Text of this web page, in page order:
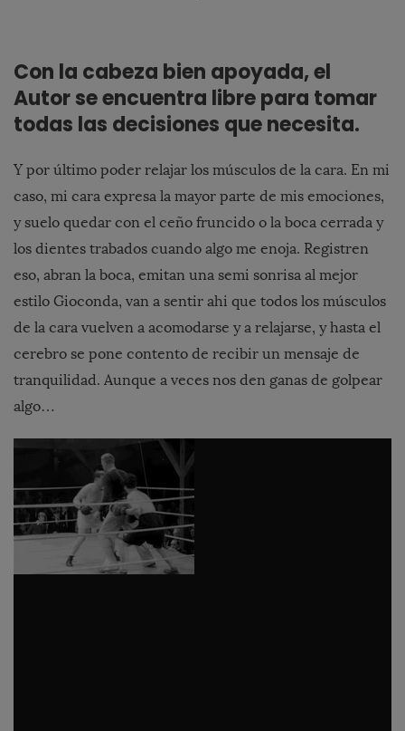
Con la cabeza bien apoyada, el
Autor se encuentra libre para tomar
todas las decisiones que necesita.
Y por último poder relajar los músculos de la cara. En mi
caso, mi cara expresa la mayor parte de mis emociones,
y suelo quedar con el ceño fruncido o la boca cerrada y
los dientes trabados cuando algo me enoja. Registren
eso, abran la boca, emitan una semi sonrisa al mejor
estilo Gioconda, van a sentir ahi que todos los músculos
de la cara vuelven a acomodarse y a relajarse, y hasta el
cerebro se pone contento de recibir un mensaje de
tranquilidad. Aunque a veces nos den ganas de golpear
algo…